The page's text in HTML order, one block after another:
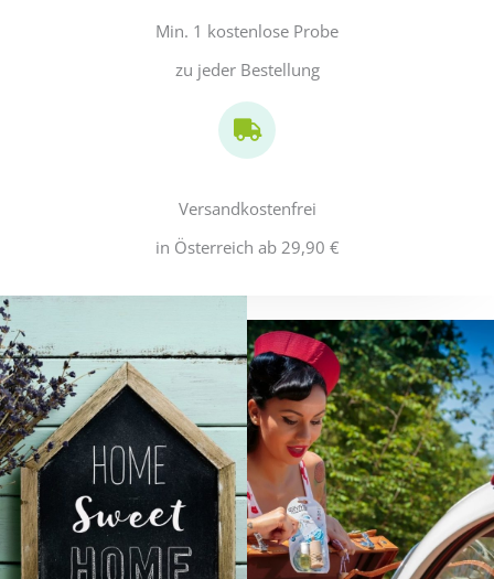
Min. 1 kostenlose Probe
zu jeder Bestellung
Versandkostenfrei
in Österreich ab 29,90 €